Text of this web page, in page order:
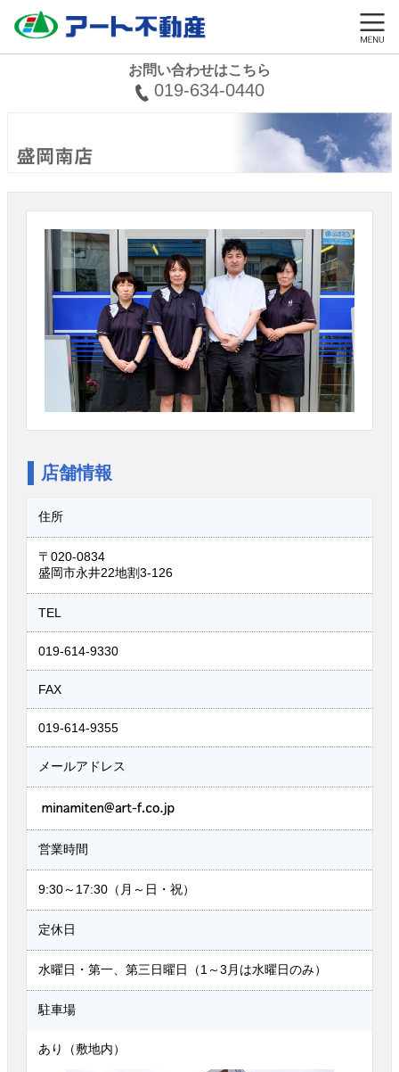
お問い合わせはこちら
019-634-0440
店舗情報
住所
〒020-0834
盛岡市永井22地割3-126
TEL
019-614-9330
FAX
019-614-9355
メールアドレス
営業時間
9:30～17:30（月～日・祝）
定休日
水曜日・第一、第三日曜日（1～3月は水曜日のみ）
駐車場
あり（敷地内）